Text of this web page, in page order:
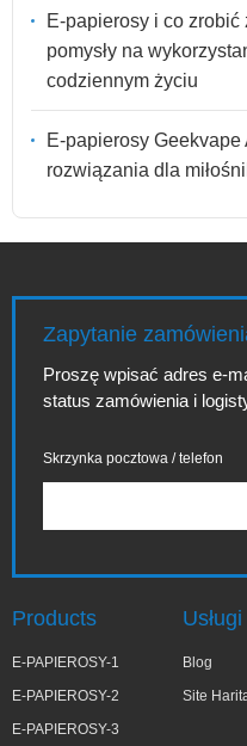
E-papierosy i co
pomysły na
codziennym życiu
E-papierosy
rozwiązania dla
Zapytanie
Proszę wpisać adres e-
status zamówienia i
Skrzynka pocztowa / telefon
Products
E-PAPIEROSY-1
E-PAPIEROSY-2
E-PAPIEROSY-3
Usługi
Blog
Site